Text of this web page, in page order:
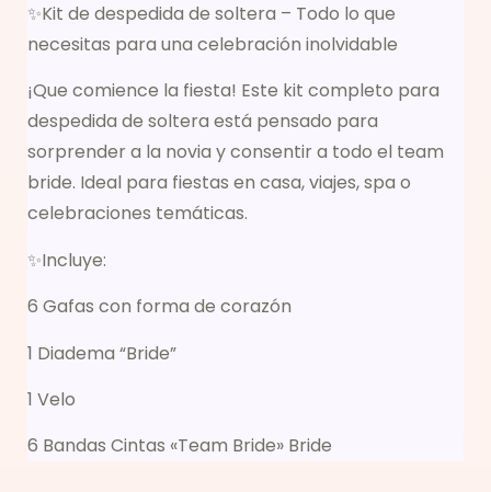
✨Kit de despedida de soltera – Todo lo que
necesitas para una celebración inolvidable
¡Que comience la fiesta! Este kit completo para
despedida de soltera está pensado para
sorprender a la novia y consentir a todo el team
bride. Ideal para fiestas en casa, viajes, spa o
celebraciones temáticas.
✨Incluye:
6 Gafas con forma de corazón
1 Diadema “Bride”
1 Velo
6 Bandas Cintas «Team Bride» Bride